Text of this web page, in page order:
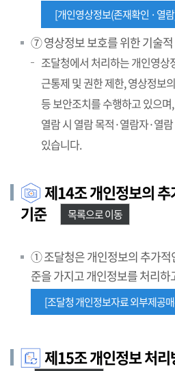
[개인영상정보(존재확인 · 열
⑦ 영상정보 보호를 위한 기술
조달청에서 처리하는 개인영상
근통제 및 권한 제한, 영상정보
등 보안조치를 수행하고 있으
열람 시 열람 목적·열람자·열
있습니다.
제14조 개인정보의
기준
목록으로 이동
① 조달청은 개인정보의 추가적
준을 가지고 개인정보를 처리하
[조달청 개인정보자료 외부제공
제15조 개인정보 처리